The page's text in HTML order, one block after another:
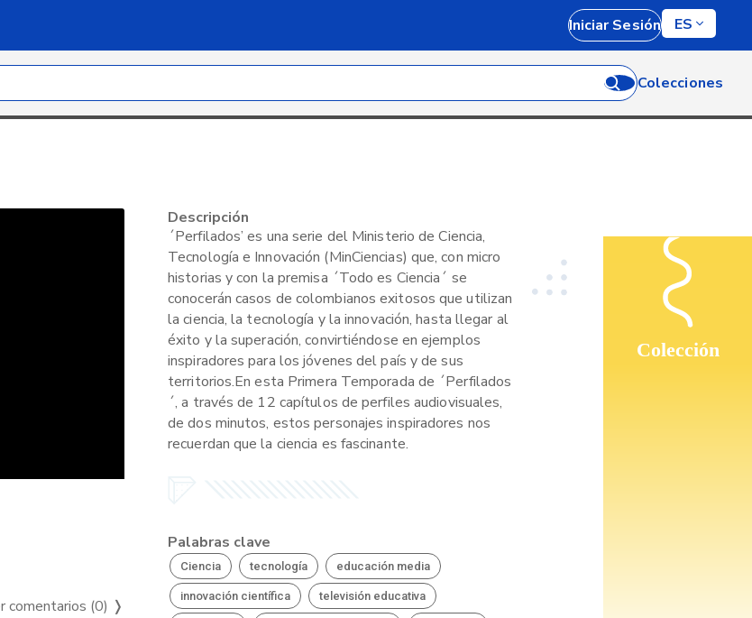
Iniciar Sesión ES
Colecciones
Colección
comentarios (0) ❭
Descripción
´Perfilados’ es una serie del Ministerio de Ciencia,
Tecnología e Innovación (MinCiencias) que, con micro
historias y con la premisa ´Todo es Ciencia´ se
conocerán casos de colombianos exitosos que utilizan
la ciencia, la tecnología y la innovación, hasta llegar al
éxito y la superación, convirtiéndose en ejemplos
inspiradores para los jóvenes del país y de sus
territorios.En esta Primera Temporada de ´Perfilados
´, a través de 12 capítulos de perfiles audiovisuales,
de dos minutos, estos personajes inspiradores nos
recuerdan que la ciencia es fascinante.
Palabras clave
Ciencia tecnología educación media
innovación científica televisión educativa